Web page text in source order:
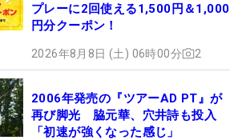
プレーに2回使える1,500円＆1,000
円分クーポン！
2026年8月8日 (土) 06時00分 2
2006年発売の『ツアーAD PT』が
再び脚光 脇元華、穴井詩も投入
「初速が強くなった感じ」